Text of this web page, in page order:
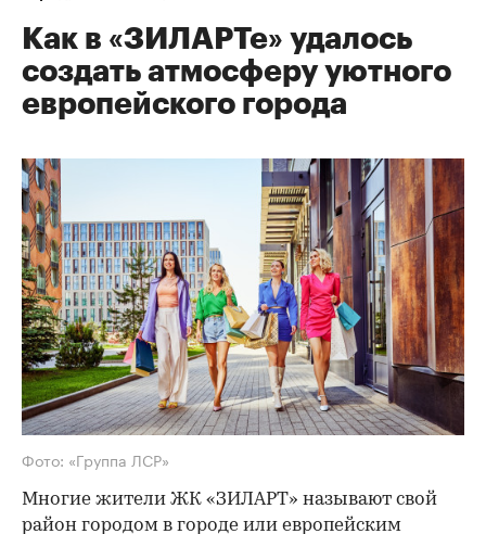
Как в «ЗИЛАРТе» удалось
создать атмосферу уютного
европейского города
Фото: «Группа ЛСР»
Многие жители ЖК «ЗИЛАРТ» называют свой
район городом в городе или европейским